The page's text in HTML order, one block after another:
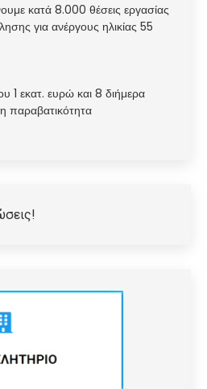
κατά 8.000 θέσεις εργασίας
για ανέργους ηλικίας 55
1 εκατ. ευρώ και 8 διήμερα
παραβατικότητα